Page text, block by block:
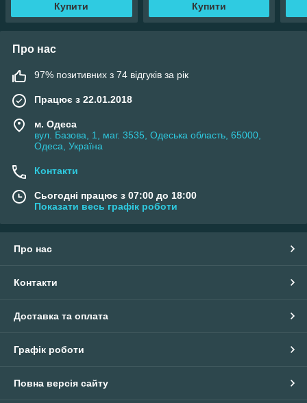
Купити Купити
Про нас
97% позитивних з 74 відгуків за рік
Працює з 22.01.2018
м. Одеса
вул. Базова, 1, маг. 3535, Одеська область, 65000,
Одеса, Україна
Контакти
Сьогодні працює з 07:00 до 18:00
Показати весь графік роботи
Про нас
Контакти
Доставка та оплата
Графік роботи
Повна версія сайту